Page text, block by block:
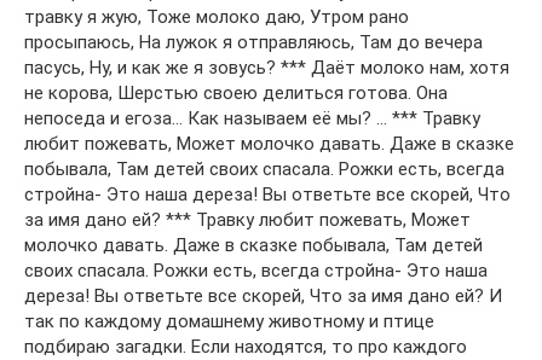
травку я жую, Тоже молоко даю, Утром рано
просыпаюсь, На лужок я отправляюсь, Там до вечера
пасусь, Ну, и как же я зовусь? *** Даёт молоко нам, хотя
не корова, Шерстью своею делиться готова. Она
непоседа и егоза… Как называем её мы? … *** Травку
любит пожевать, Может молочко давать. Даже в сказке
побывала, Там детей своих спасала. Рожки есть, всегда
стройна- Это наша дереза! Вы ответьте все скорей, Что
за имя дано ей? *** Травку любит пожевать, Может
молочко давать. Даже в сказке побывала, Там детей
своих спасала. Рожки есть, всегда стройна- Это наша
дереза! Вы ответьте все скорей, Что за имя дано ей? И
так по каждому домашнему животному и птице
подбираю загадки. Если находятся, то про каждого